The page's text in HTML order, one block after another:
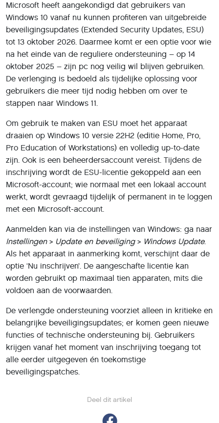
Deel dit artikel
Microsoft heeft aangekondigd dat gebruikers van
Windows 10 vanaf nu kunnen profiteren van uitgebreide
beveiligingsupdates (Extended Security Updates, ESU)
tot 13 oktober 2026. Daarmee komt er een optie voor wie
na het einde van de reguliere ondersteuning – op 14
oktober 2025 – zijn pc nog veilig wil blijven gebruiken.
De verlenging is bedoeld als tijdelijke oplossing voor
gebruikers die meer tijd nodig hebben om over te
stappen naar Windows 11.
Om gebruik te maken van ESU moet het apparaat
draaien op Windows 10 versie 22H2 (editie Home, Pro,
Pro Education of Workstations) en volledig up-to-date
zijn. Ook is een beheerdersaccount vereist. Tijdens de
inschrijving wordt de ESU-licentie gekoppeld aan een
Microsoft-account; wie normaal met een lokaal account
werkt, wordt gevraagd tijdelijk of permanent in te loggen
met een Microsoft-account.
Aanmelden kan via de instellingen van Windows: ga naar
Instellingen> Update en beveiliging> Windows Update.
Als het apparaat in aanmerking komt, verschijnt daar de
optie ‘Nu inschrijven’. De aangeschafte licentie kan
worden gebruikt op maximaal tien apparaten, mits die
voldoen aan de voorwaarden.
De verlengde ondersteuning voorziet alleen in kritieke en
belangrijke beveiligingsupdates; er komen geen nieuwe
functies of technische ondersteuning bij. Gebruikers
krijgen vanaf het moment van inschrijving toegang tot
alle eerder uitgegeven én toekomstige
beveiligingspatches.